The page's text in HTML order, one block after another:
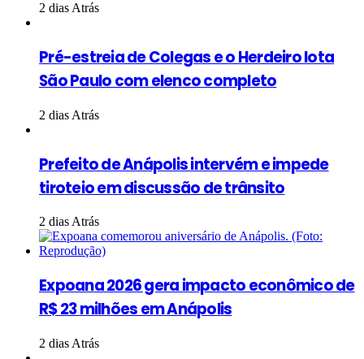
2 dias Atrás
Pré-estreia de Colegas e o Herdeiro lota
São Paulo com elenco completo
2 dias Atrás
Prefeito de Anápolis intervém e impede
tiroteio em discussão de trânsito
2 dias Atrás
Expoana 2026 gera impacto econômico de
R$ 23 milhões em Anápolis
2 dias Atrás